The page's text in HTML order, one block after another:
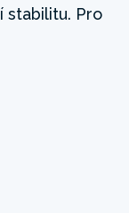
stabilitu. Pro